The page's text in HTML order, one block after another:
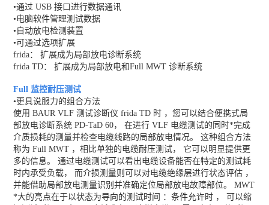
•通过 USB 接口进行数据通讯
•电脑软件管理测试数据
•自动放电检测装置
•可通过选项扩展
frida： 扩展成为局部放电诊断系统
frida TD： 扩展成为局部放电和Full MWT 诊断系统
Full 监控耐压测试
•更具说服力的组合方法
使用 BAUR VLF 测试诊断仪 frida TD 时 ，您可以结合便携式局
部放电诊断系统 PD-TaD 60， 在进行 VLF 电缆测试的同时*完成
介质损耗的测量并检查电缆线路的局部放电情况。 这种组合方法
称为 Full MWT ，相比单独的电缆耐压测试， 它可以明显提供更
多的信息。 通过电缆测试可以看出电缆设备能否在特定的测试耗
时内承受负载， 而介损测量则可以对电缆绝缘层进行状态评估 ，
并能借助局部放电测量识别并准确定位局部放电故障部位。 MWT
*大的亮点在于以状态为导向的测试时间 ：条件允许时 ， 可以缩